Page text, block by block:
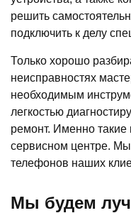
решить
подключить к делу
Только хорошо
неисправностях
необходимым
легкостью
ремонт. Именно
сервисном центре.
телефонов наших
Мы будем